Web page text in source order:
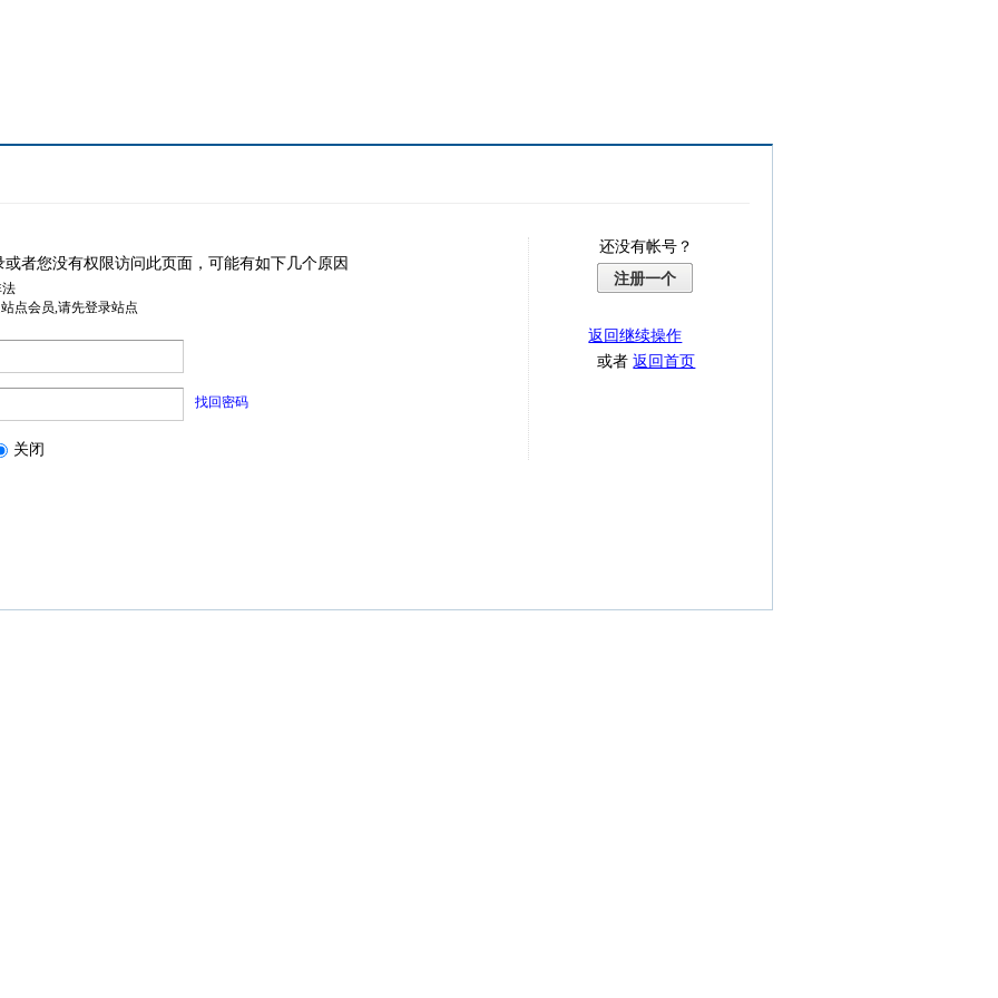
或者您没有权限访问此页面，可能有如下几个原因
点会员,请先登录站点
找回密码
关闭
还没有帐号？
注册一个
返回继续操作
或者返回首页